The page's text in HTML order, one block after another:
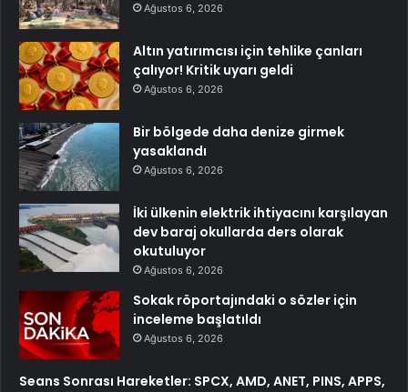
Ağustos 6, 2026
Altın yatırımcısı için tehlike çanları
çalıyor! Kritik uyarı geldi
Ağustos 6, 2026
Bir bölgede daha denize girmek
yasaklandı
Ağustos 6, 2026
İki ülkenin elektrik ihtiyacını karşılayan
dev baraj okullarda ders olarak
okutuluyor
Ağustos 6, 2026
Sokak röportajındaki o sözler için
inceleme başlatıldı
Ağustos 6, 2026
Seans Sonrası Hareketler: SPCX, AMD, ANET, PINS, APPS,